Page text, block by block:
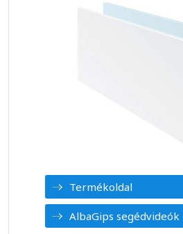
Termékoldal
AlbaGips segédvideók